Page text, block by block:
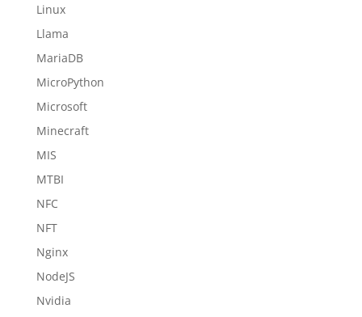
Linux
Llama
MariaDB
MicroPython
Microsoft
Minecraft
MIS
MTBI
NFC
NFT
Nginx
NodeJS
Nvidia